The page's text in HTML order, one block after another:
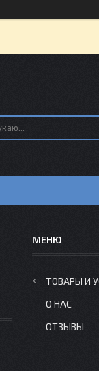
ТОВАРЫ И
О НАС
ОТЗЫВЫ